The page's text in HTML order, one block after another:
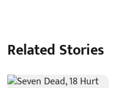
Related Stories